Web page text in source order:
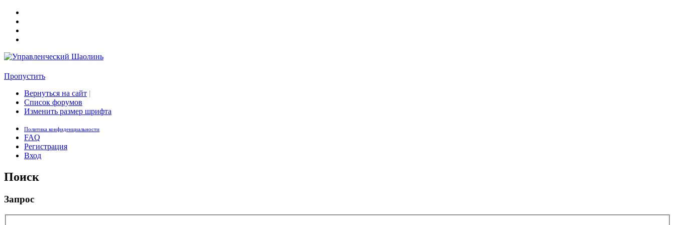
Пропустить
Вернуться на сайт |
Список форумов
Изменить размер шрифта
Политика конфиденциальности
FAQ
Регистрация
Вход
Поиск
Запрос